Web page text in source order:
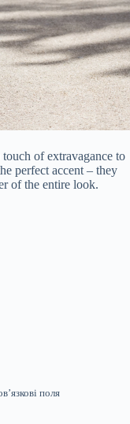
of extravagance to
perfect accent – they
of the entire look.
поля